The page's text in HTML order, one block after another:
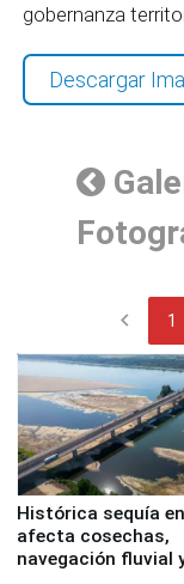
gobernanza
Descargar
chevron_left 1
Histórica sequía
afecta cosechas,
navegación fluvial